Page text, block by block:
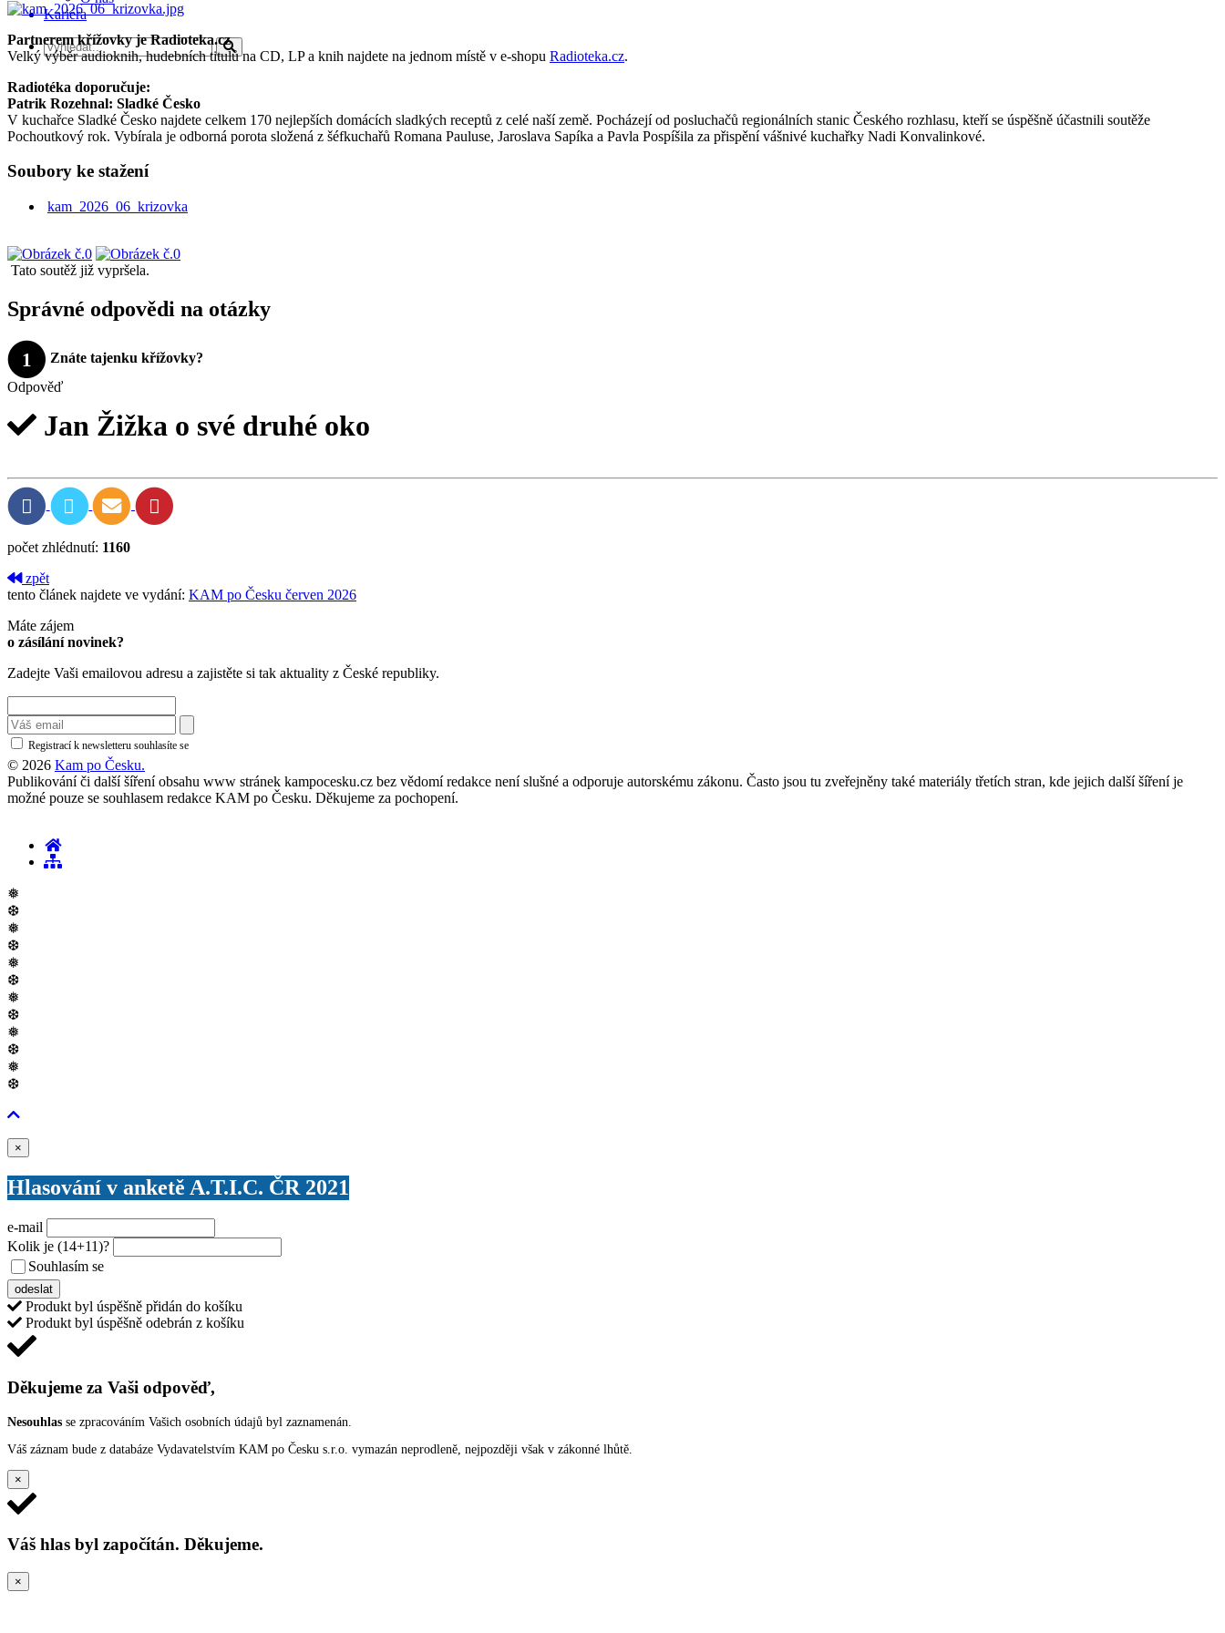
Kariéra
Partnerem křížovky je Radioteka.cz
Velký výběr audioknih, hudebních titulů na CD, LP a knih najdete na jednom místě v e­‑shopu Radioteka.cz.
Radiotéka doporučuje:
Patrik Rozehnal: Sladké Česko
V kuchařce Sladké Česko najdete celkem 170 nejlepších domácích sladkých receptů z celé naší země. Pocházejí od posluchačů regionálních stanic Českého rozhlasu, kteří se úspěšně účastnili soutěže
Pochoutkový rok. Vybírala je odborná porota složená z šéfkuchařů Romana Pauluse, Jaroslava Sapíka a Pavla Pospíšila za přispění vášnivé kuchařky Nadi Konvalinkové.
Soubory ke stažení
kam_2026_06_krizovka
Tato soutěž již vypršela.
Správné odpovědi na otázky
1
Znáte tajenku křížovky?
Odpověď
Jan Žižka o své druhé oko
počet zhlédnutí: 1160
zpět
tento článek najdete ve vydání: KAM po Česku červen 2026
Máte zájem
o zásílání novinek?
Zadejte Vaši emailovou adresu a zajistěte si tak aktuality z České republiky.
Registrací k newsletteru souhlasíte se
© 2026 Kam po Česku.
Publikování či další šíření obsahu www stránek kampocesku.cz bez vědomí redakce není slušné a odporuje autorskému zákonu. Často jsou tu zveřejněny také materiály třetích stran, kde jejich další šíření je
možné pouze se souhlasem redakce KAM po Česku. Děkujeme za pochopení.
❅
❆
❅
❆
❅
❆
❅
❆
❅
❆
❅
❆
×
Hlasování v anketě A.T.I.C. ČR 2021
e-mail
Kolik je (14+11)?
Souhlasím se
odeslat
Produkt byl úspěšně přidán do košíku
Produkt byl úspěšně odebrán z košíku
Děkujeme za Vaši odpověď,
Nesouhlas se zpracováním Vašich osobních údajů byl zaznamenán.
Váš záznam bude z databáze Vydavatelstvím KAM po Česku s.r.o. vymazán neprodleně, nejpozději však v zákonné lhůtě.
×
Váš hlas byl započítán. Děkujeme.
×